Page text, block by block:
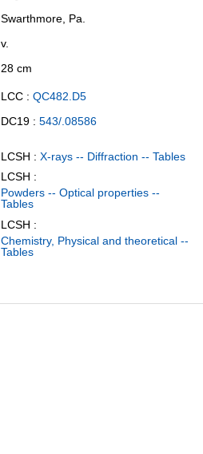
Swarthmore, Pa.
v.
28 cm
LCC : QC482.D5
DC19 : 543/.08586
LCSH : X-rays -- Diffraction -- Tables
LCSH :
Powders -- Optical properties --
Tables
LCSH :
Chemistry, Physical and theoretical --
Tables